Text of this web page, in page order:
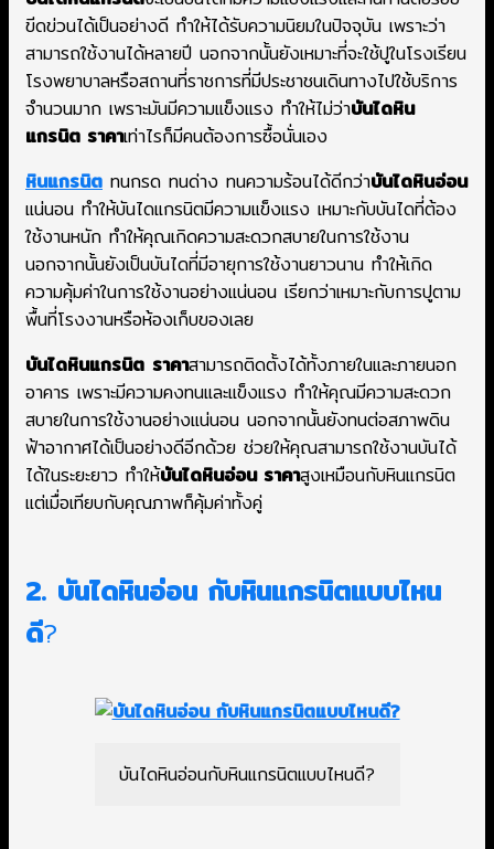
ขีดข่วนได้เป็นอย่างดี ทำให้ได้รับความนิยมในปัจจุบัน เพราะว่า
สามารถใช้งานได้หลายปี นอกจากนั้นยังเหมาะที่จะใช้ปูในโรงเรียน
โรงพยาบาลหรือสถานที่ราชการที่มีประชาชนเดินทางไปใช้บริการ
จำนวนมาก เพราะมันมีความแข็งแรง ทำให้ไม่ว่าบันไดหิน
แกรนิต ราคาเท่าไรก็มีคนต้องการซื้อนั่นเอง
หินแกรนิต ทนกรด ทนด่าง ทนความร้อนได้ดีกว่าบันไดหินอ่อน
แน่นอน ทำให้บันไดแกรนิตมีความแข็งแรง เหมาะกับบันไดที่ต้อง
ใช้งานหนัก ทำให้คุณเกิดความสะดวกสบายในการใช้งาน
นอกจากนั้นยังเป็นบันไดที่มีอายุการใช้งานยาวนาน ทำให้เกิด
ความคุ้มค่าในการใช้งานอย่างแน่นอน เรียกว่าเหมาะกับการปูตาม
พื้นที่โรงงานหรือห้องเก็บของเลย
บันไดหินแกรนิต ราคาสามารถติดตั้งได้ทั้งภายในและภายนอก
อาคาร เพราะมีความคงทนและแข็งแรง ทำให้คุณมีความสะดวก
สบายในการใช้งานอย่างแน่นอน นอกจากนั้นยังทนต่อสภาพดิน
ฟ้าอากาศได้เป็นอย่างดีอีกด้วย ช่วยให้คุณสามารถใช้งานบันได้
ได้ในระยะยาว ทำให้บันไดหินอ่อน ราคาสูงเหมือนกับหินแกรนิต
แต่เมื่อเทียบกับคุณภาพก็คุ้มค่าทั้งคู่
2. บันไดหินอ่อน กับหินแกรนิตแบบไหน
ดี?
บันไดหินอ่อนกับหินแกรนิตแบบไหนดี?